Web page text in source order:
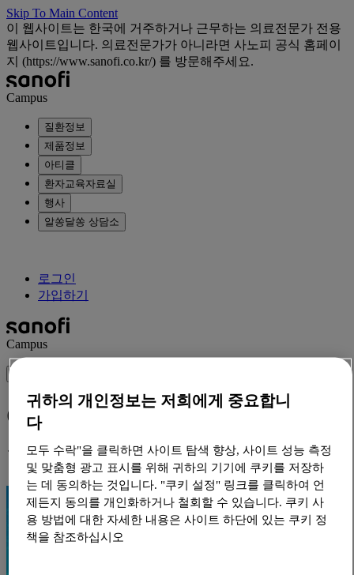
Skip To Main Content
이 웹사이트는 한국에 거주하거나 근무하는 의료전문가 전용
웹사이트입니다. 의료전문가가 아니라면 사노피 공식 홈페이
지 (https://www.sanofi.co.kr/) 를 방문해주세요.
Campus
질환정보
제품정보
아티클
환자교육자료실
행사
알쏭달쏭 상담소
로그인
가입하기
Campus
Oncology 직장ㆍ결장암 질환
정보
귀하의 개인정보는 저희에게 중요합니
다
모두 수락"을 클릭하면 사이트 탐색 향상, 사이트 성능 측정
및 맞춤형 광고 표시를 위해 귀하의 기기에 쿠키를 저장하
는 데 동의하는 것입니다. "쿠키 설정" 링크를 클릭하여 언
제든지 동의를 개인화하거나 철회할 수 있습니다. 쿠키 사
용 방법에 대한 자세한 내용은 사이트 하단에 있는 쿠키 정
책을 참조하십시오